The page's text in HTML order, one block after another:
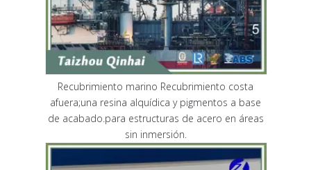
Recubrimiento marino Recubrimiento costa
afuera;una resina alquídica y pigmentos a base
de acabado.para estructuras de acero en áreas
sin inmersión.